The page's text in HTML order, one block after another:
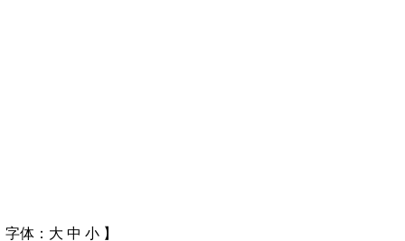
体： 大 中 小 】